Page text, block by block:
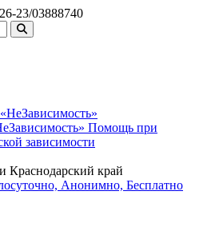
23/03888740
Помощь при
зависимости
Краснодарский край
Анонимно, Бесплатно